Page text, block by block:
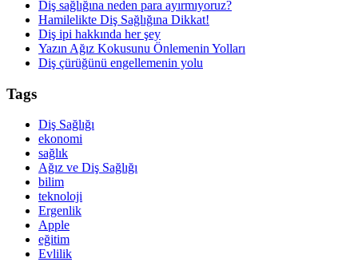
Diş sağlığına neden para ayırmıyoruz?
Hamilelikte Diş Sağlığına Dikkat!
Diş ipi hakkında her şey
Yazın Ağız Kokusunu Önlemenin Yolları
Diş çürüğünü engellemenin yolu
Tags
Diş Sağlığı
ekonomi
sağlık
Ağız ve Diş Sağlığı
bilim
teknoloji
Ergenlik
Apple
eğitim
Evlilik